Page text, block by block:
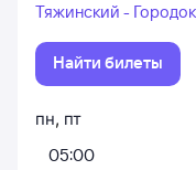
Тяжинский -
Найти билеты
пн, пт
05:00